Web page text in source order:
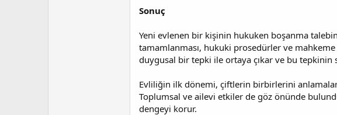
Sonuç
Yeni evlenen bir kişinin hukuken boşanma
tamamlanması, hukuki prosedürler ve
duygusal bir tepki ile ortaya çıkar ve bu
Evliliğin ilk dönemi, çiftlerin birbirlerini
Toplumsal ve ailevi etkiler de göz önünde
dengeyi korur.